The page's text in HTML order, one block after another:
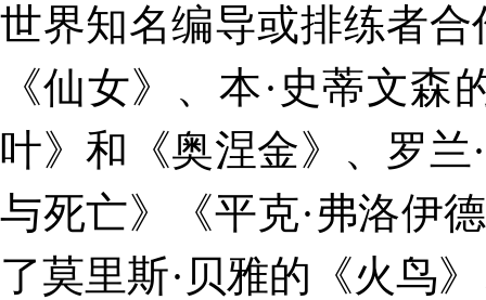
世界知名编导或排练者
《仙女》、本·史蒂文
叶》和《奥涅金》、罗
与死亡》《平克·弗洛伊
了莫里斯·贝雅的《火鸟